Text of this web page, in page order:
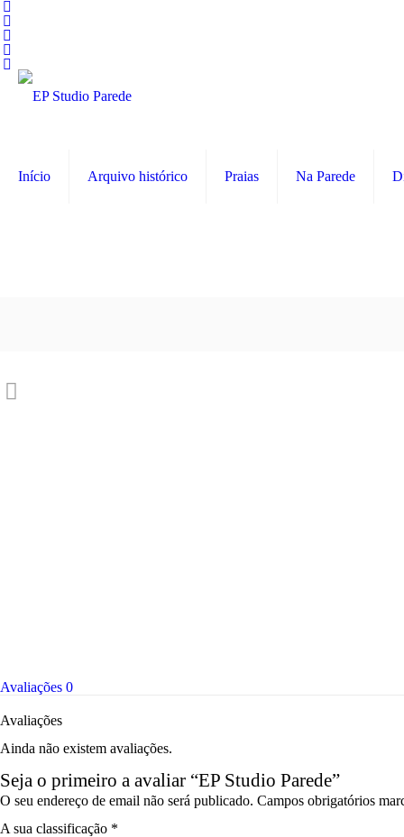
Início Arquivo histórico Praias Na Parede
Avaliações 0
Avaliações
Ainda não existem avaliações.
Seja o primeiro a avaliar “EP Studio Parede”
O seu endereço de email não será publicado. Campos obrigatórios
A sua classificação *